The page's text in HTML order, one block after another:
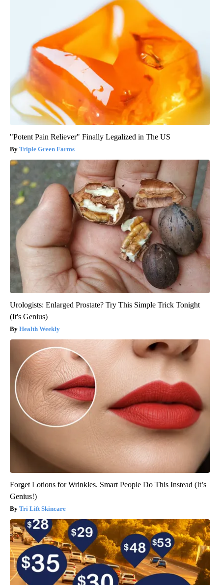
"Potent Pain Reliever" Finally Legalized in The US
Triple Green Farms
Urologists: Enlarged Prostate? Try This Simple Trick Tonight
(It's Genius)
Health Weekly
Forget Lotions for Wrinkles. Smart People Do This Instead (It’s
Genius!)
Tri Lift Skincare